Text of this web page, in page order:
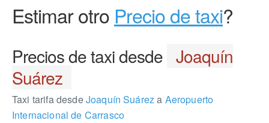
Estimar otro Precio de taxi?
Precios de taxi desde Joaquín
Suárez
Taxi tarifa desdeJoaquín Suáreza Aeropuerto
Internacional de Carrasco